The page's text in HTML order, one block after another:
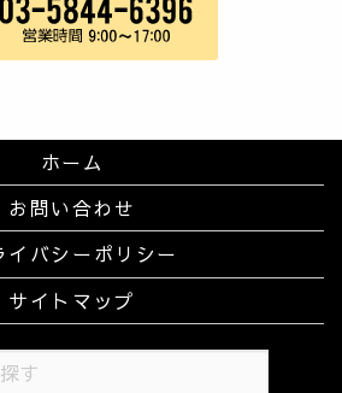
ホーム
お問い合わせ
イバシーポリシー
サイトマップ